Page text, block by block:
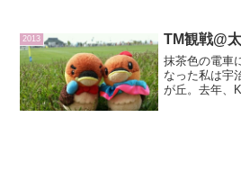
場できます。
2013 TM観戦@
抹茶色の電車
なった私は宇
が丘。去年、